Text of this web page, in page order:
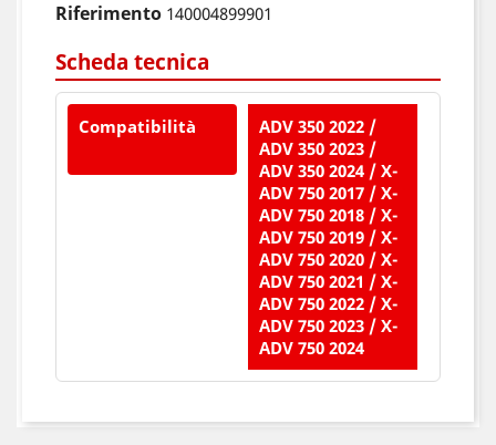
Riferimento 140004899901
Scheda tecnica
Compatibilità
ADV 350 2022 /
ADV 350 2023 /
ADV 350 2024 / X-
ADV 750 2017 / X-
ADV 750 2018 / X-
ADV 750 2019 / X-
ADV 750 2020 / X-
ADV 750 2021 / X-
ADV 750 2022 / X-
ADV 750 2023 / X-
ADV 750 2024